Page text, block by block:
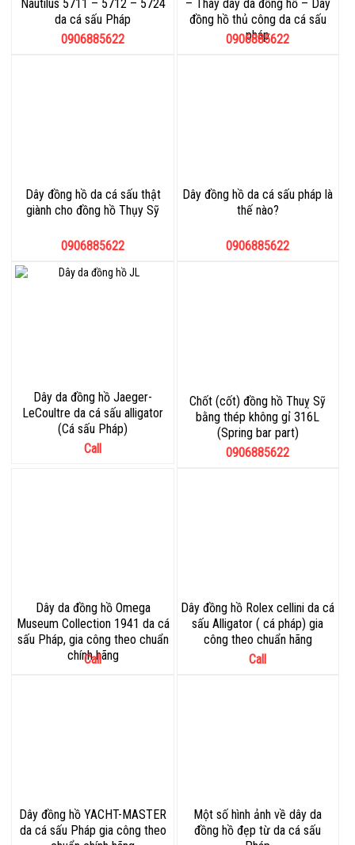
Nautilus 5711 – 5712 – 5724
da cá sấu Pháp
0906885622
– Thay dây da đồng hồ – Dây
đồng hồ thủ công da cá sấu
pháp
0906885622
Dây đồng hồ da cá sấu thật
giành cho đồng hồ Thụy Sỹ
0906885622
Dây đồng hồ da cá sấu pháp là
thế nào?
0906885622
Dây da đồng hồ Jaeger-
LeCoultre da cá sấu alligator
(Cá sấu Pháp)
Call
Chốt (cốt) đồng hồ Thuỵ Sỹ
bằng thép không gỉ 316L
(Spring bar part)
0906885622
Dây da đồng hồ Omega
Museum Collection 1941 da cá
sấu Pháp, gia công theo chuẩn
chính hãng
Call
Dây đồng hồ Rolex cellini da cá
sấu Alligator ( cá pháp) gia
công theo chuẩn hãng
Call
Dây đồng hồ YACHT-MASTER
da cá sấu Pháp gia công theo
Một số hình ảnh về dây da
đồng hồ đẹp từ da cá sấu